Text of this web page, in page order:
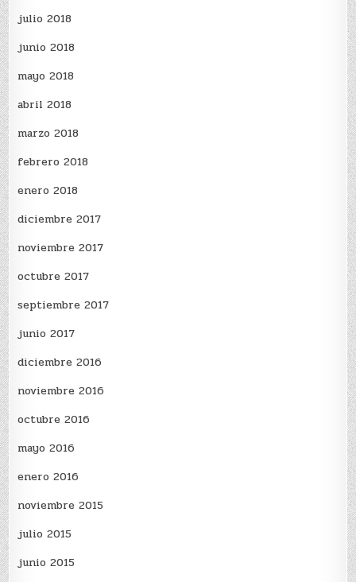
julio 2018
junio 2018
mayo 2018
abril 2018
marzo 2018
febrero 2018
enero 2018
diciembre 2017
noviembre 2017
octubre 2017
septiembre 2017
junio 2017
diciembre 2016
noviembre 2016
octubre 2016
mayo 2016
enero 2016
noviembre 2015
julio 2015
junio 2015